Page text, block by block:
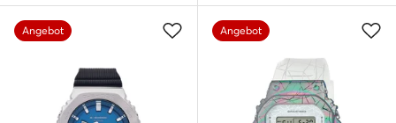
Angebot Angebot